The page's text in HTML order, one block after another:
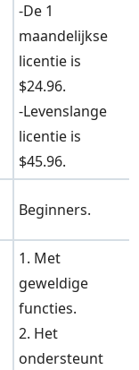
-De 1
maandelijkse
licentie is
$24.96.
-Levenslange
licentie is
$45.96.
Beginners.
1. Met
geweldige
functies.
2. Het
ondersteunt